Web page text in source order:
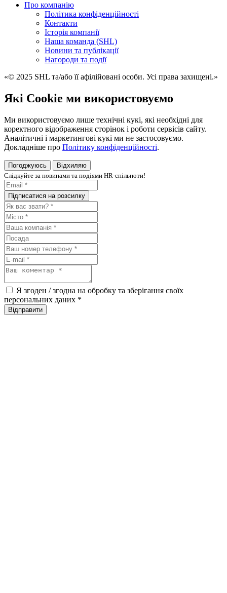
Про компанію
Політика конфіденційності
Контакти
Історія компанії
Наша команда (SHL)
Новини та публікації
Нагороди та події
«© 2025 SHL та/або її афілійовані особи. Усі права захищені.»
Які Cookie ми використовуємо
Ми використовуємо лише технічні кукі, які необхідні для
коректного відображення сторінок і роботи сервісів сайту.
Аналітичні і маркетингові кукі ми не застосовуємо.
Докладніше про Політику конфіденційності.
Погоджуюсь
Відхиляю
Слiдкуйте за новинами та подiями HR-спiльноти!
Я згоден / згодна на обробку та зберігання своїх
персональних даних *